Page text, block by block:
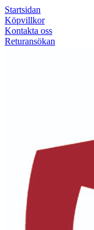
Startsidan
Köpvillkor
Kontakta oss
Returansökan